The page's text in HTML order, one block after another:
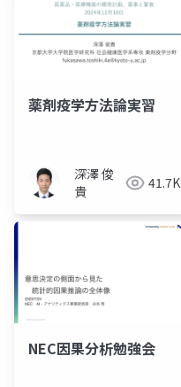
薬剤疫学方法論実習
深澤 俊
貴
41.7K
NEC因果分析勉強会